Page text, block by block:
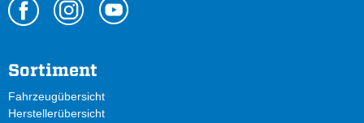
Sortiment
Fahrzeugübersicht
Herstellerübersicht